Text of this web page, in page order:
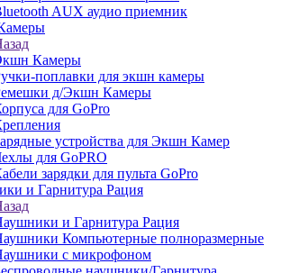
AUX аудио приемник
Камеры
поплавки для экшн камеры
д/Экшн Камеры
для GoPro
устройства для Экшн Камер
для GoPRO
зарядки для пульта GoPro
и Гарнитура Рация
и Гарнитура Рация
Компьютерные полноразмерные
с микрофоном